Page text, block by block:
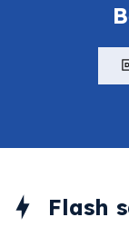
Flash